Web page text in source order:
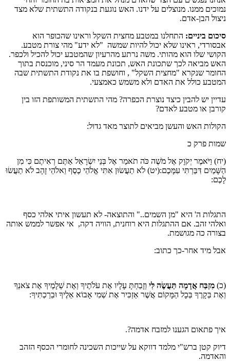
נמוכים ממנו. מנוצלים על ידנו. האש נוגעת בנקודה התשתית שלא מצד
ניצול הבן-אדם.
סיכום ביניים: התחלנו במטבע מחצית השקל וראינו שהכופר הוא
אבסורדי, ראינו שלא יכול להיות שמשה "לא ידע" מהי צורת מטבע.
הקושי שלו הוא מהותי. משה נרתע מהרעיון שהמטבע יכול להכיל ולכפר.
האש מביאה לכך שתכונת האש, תכונת מעמד הר סיני, מוכנסת בתוך
החומר שנקרא "מחצית השקל" , וחושפת בו את נקודת התשתית שבה
המטבע כולל את האדם ולא משמש כאמצעי.
עדיין יש להבין כיצד נוצרת הכפרה? מהי התשתית המשותפת הזו בין
קורבן או מטבע לאדם?
הקולות האש והעשן מביאים לתוצר מאד גדול:
שמות פרק כ
(יח) וַיֹּאמֶר יְקֹוָק אֶל מֹשֶׁה כֹּה תֹאמַר אֶל בְּנֵי יִשְׂרָאֵל אַתֶּם רְאִיתֶם כִּי מִן
הַשָּׁמַיִם דִּבַּרְתִּי עִמָּכֶם:(יט) לֹא תַעֲשׂוּן אִתִּי אֱלֹהֵי כֶסֶף וֵאלֹהֵי זָהָב לֹא תַעֲשׂוּ
לָכֶם:
התגלות ה' היא "מן השמים.." והתוצאה- לא תעשון איתי אלהי כסף
ואלהי זהב. אם ההתגלות היא רוחנית, הוויה דקה, אי אפשר לממש אותה
בצורה כה מגושמת.
אבל מיד אחר-כך כתוב:
(כ) מִזְבַּח אֲדָמָה תַּעֲשֶׂה לִּי וְזָבַחְתָּ עָלָיו אֶת עֹלֹתֶיךָ וְאֶת שְׁלָמֶיךָ אֶת צֹאנְךָ
וְאֶת בְּקָרֶךָ בְּכָל הַמָּקוֹם אֲשֶׁר אַזְכִּיר אֶת שְׁמִי אָבוֹא אֵלֶיךָ וּבֵרַכְתִּיךָ:
איך פתאום הגענו למזבח אדמה?.
דיוק קטן ברש"י מלמד דווקא על שייכות השכינה לחומרי הכסף הזהב
והאדמה.